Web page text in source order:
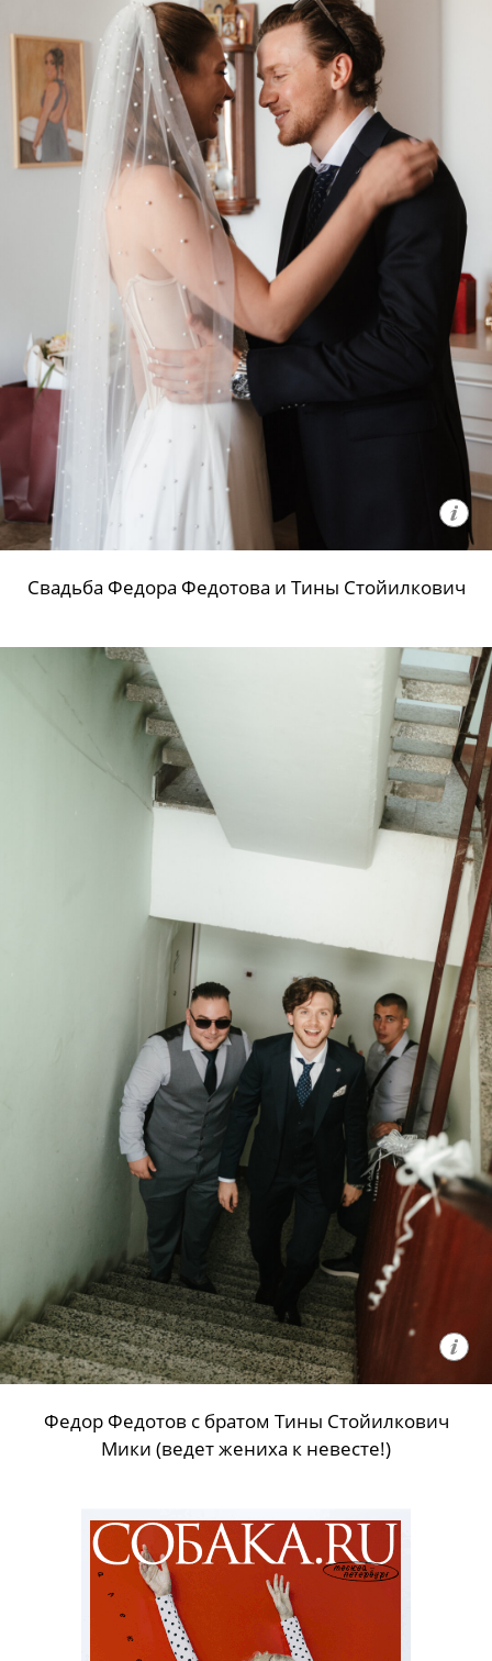
Свадьба Федора Федотова и Тины Стойилкович
Федор Федотов с братом Тины Стойилкович
Мики (ведет жениха к невесте!)